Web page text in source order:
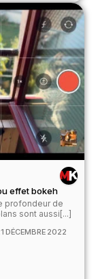
effet bokeh
profondeur de
sont aussi[...]
DÉCEMBRE 2022